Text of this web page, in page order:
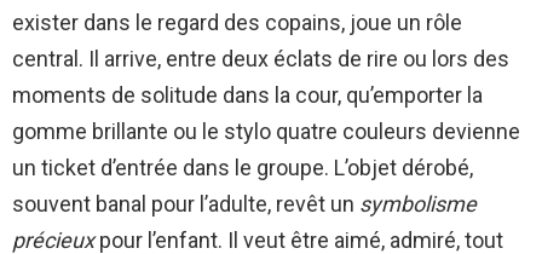
exister dans le regard des copains, joue un rôle
central. Il arrive, entre deux éclats de rire ou lors des
moments de solitude dans la cour, qu’emporter la
gomme brillante ou le stylo quatre couleurs devienne
un ticket d’entrée dans le groupe. L’objet dérobé,
souvent banal pour l’adulte, revêt un symbolisme
précieuxpour l’enfant. Il veut être aimé, admiré, tout